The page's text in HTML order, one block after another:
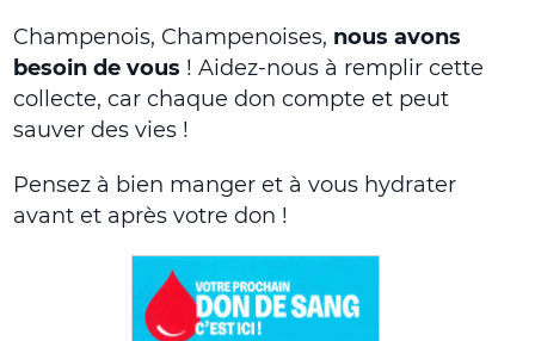
Champenois, Champenoises, nous avons
besoin de vous ! Aidez-nous à remplir cette
collecte, car chaque don compte et peut
sauver des vies !
Pensez à bien manger et à vous hydrater
avant et après votre don !